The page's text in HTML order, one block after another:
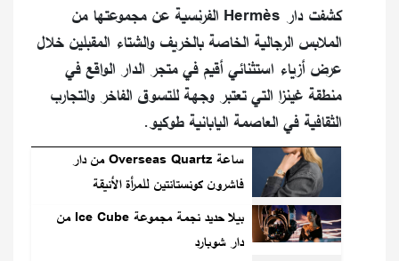
كشفت دار Hermès الفرنسية عن مجموعتها من
الملابس الرجالية الخاصة بالخريف والشتاء المقبلين خلال
عرض أزياء استثنائي أقيم في متجر الدار الواقع في
منطقة غينزا التي تعتبر وجهة للتسوق الفاخر والتجارب
الثقافية في العاصمة اليابانية طوكيو.
ساعة Overseas Quartz من دار
فاشرون كونستانتين للمرأة الأنيقة
بيلا حديد نجمة مجموعة Ice Cube من
دار شوبارد